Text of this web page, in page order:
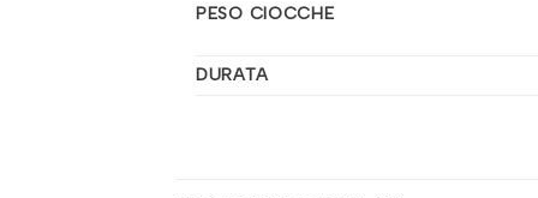
PESO CIOCCHE
DURATA